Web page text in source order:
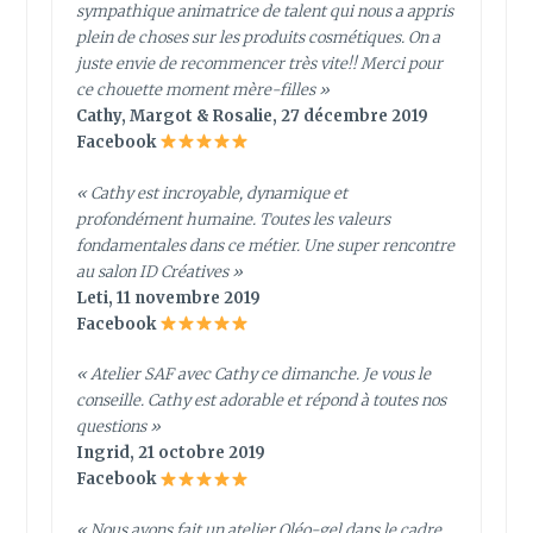
sympathique animatrice de talent qui nous a appris
plein de choses sur les produits cosmétiques. On a
juste envie de recommencer très vite!! Merci pour
ce chouette moment mère-filles »
Cathy, Margot & Rosalie, 27 décembre 2019
Facebook
« Cathy est incroyable, dynamique et
profondément humaine. Toutes les valeurs
fondamentales dans ce métier. Une super rencontre
au salon ID Créatives »
Leti, 11 novembre 2019
Facebook
« Atelier SAF avec Cathy ce dimanche. Je vous le
conseille. Cathy est adorable et répond à toutes nos
questions »
Ingrid, 21 octobre 2019
Facebook